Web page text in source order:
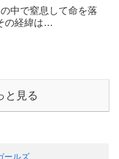
の中で窒息して命を落
の経緯は…
と見る
ールズ